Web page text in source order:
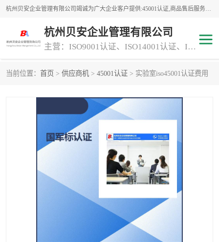
杭州贝安企业管理有限公司竭诚为广大企业客户提供:45001认证,商品售后服务认证,CE认证,知识产权体系认证,iso体系认证等服务,公司提供一条认证服务,方便快捷.
杭州贝安企业管理有限公司
主营：ISO9001认证、ISO14001认证、ISO认证、ISO22000认证、ISO/TS16949认证,FSC森林认证
当前位置： 首页 > 供应商机 > 45001认证 > 实验室iso45001认证费用
专业资质评价证书(1)
ISO14000 45001认证
知识产权体系认证
交通运输服务
消防设施工程专业承包
CCRC认证